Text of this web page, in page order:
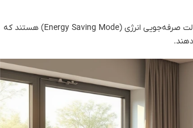
: بسیاری از تلویزیون‌های مدرن دارای حالت صرفه‌جویی انرژی (Energy Saving Mode) هستند که